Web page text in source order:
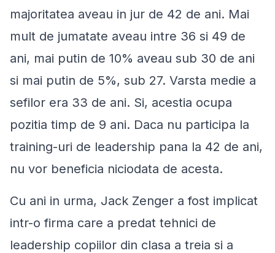
majoritatea aveau in jur de 42 de ani. Mai
mult de jumatate aveau intre 36 si 49 de
ani, mai putin de 10% aveau sub 30 de ani
si mai putin de 5%, sub 27. Varsta medie a
sefilor era 33 de ani. Si, acestia ocupa
pozitia timp de 9 ani. Daca nu participa la
training-uri de leadership pana la 42 de ani,
nu vor beneficia niciodata de acesta.
Cu ani in urma, Jack Zenger a fost implicat
intr-o firma care a predat tehnici de
leadership copiilor din clasa a treia si a